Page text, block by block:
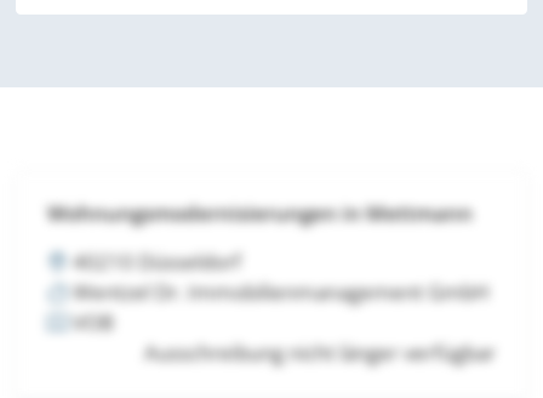
Wohnungsmodernisierungen in Mettmann
40210 Düsseldorf
Wentzel Dr. Immobilienmanagement GmbH
VOB
Ausschreibung nicht länger verfügbar